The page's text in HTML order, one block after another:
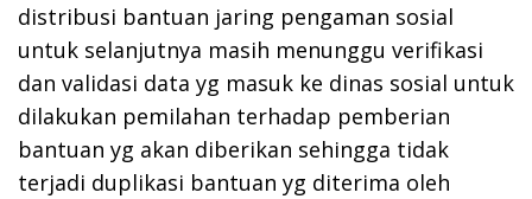
distribusi bantuan jaring pengaman sosial
untuk selanjutnya masih menunggu verifikasi
dan validasi data yg masuk ke dinas sosial untuk
dilakukan pemilahan terhadap pemberian
bantuan yg akan diberikan sehingga tidak
terjadi duplikasi bantuan yg diterima oleh